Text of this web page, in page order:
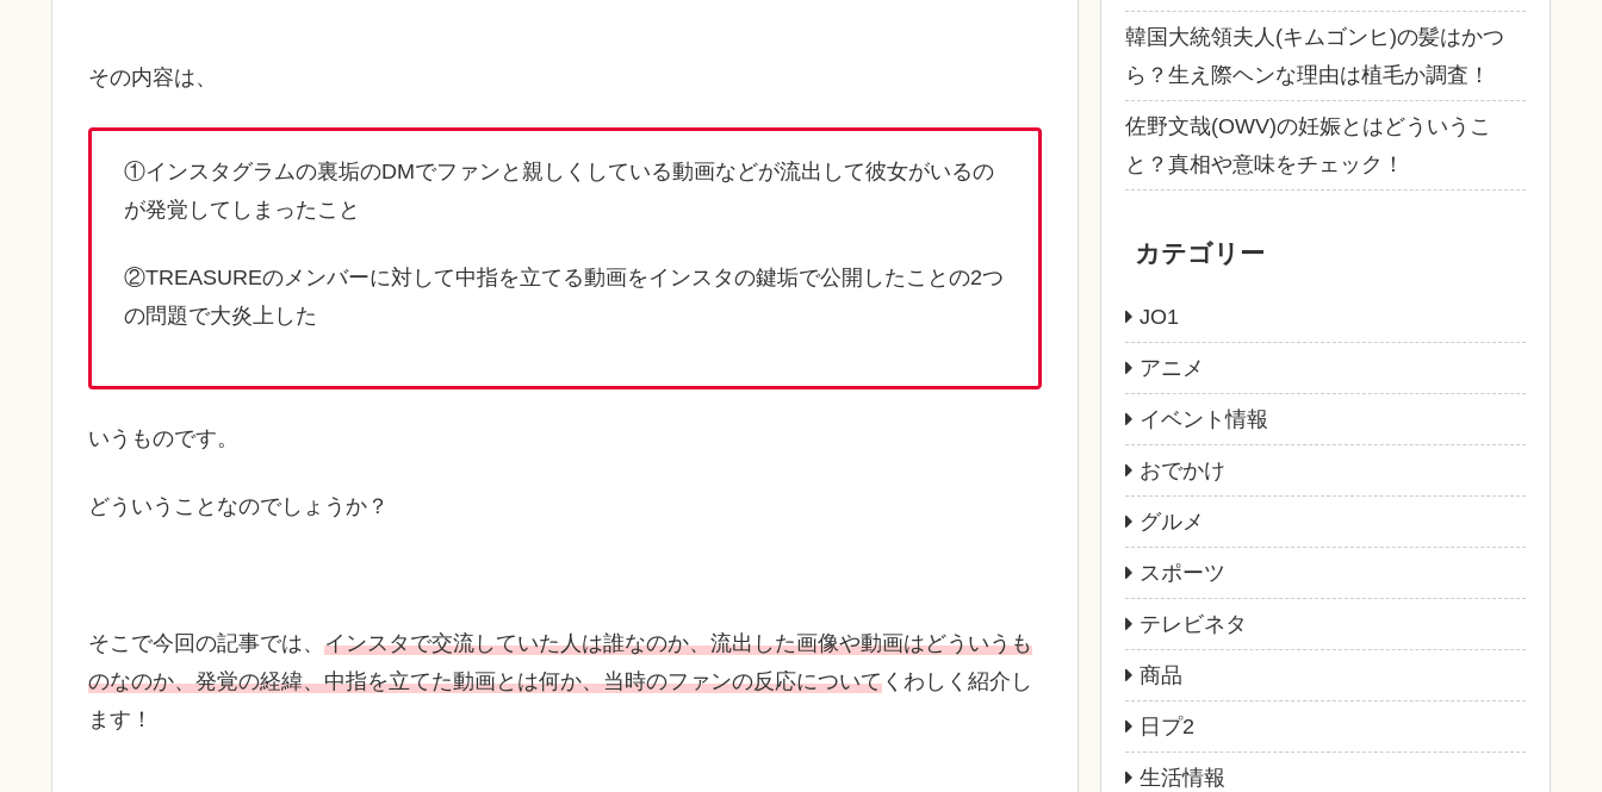
その内容は、
①インスタグラムの裏垢のDMでファンと親しくしている動画などが流出して彼女がいるの
が発覚してしまったこと
②TREASUREのメンバーに対して中指を立てる動画をインスタの鍵垢で公開したことの2つ
の問題で大炎上した
いうものです。
どういうことなのでしょうか？
そこで今回の記事では、 インスタで交流していた人は誰なのか、流出した画像や動画はどういうも
のなのか、発覚の経緯、中指を立てた動画とは何か、当時のファンの反応について くわしく紹介し
ます！
韓国大統領夫人(キムゴンヒ)の髪はかつ
ら？生え際ヘンな理由は植毛か調査！
佐野文哉(OWV)の妊娠とはどういうこ
と？真相や意味をチェック！
カテゴリー
JO1
アニメ
イベント情報
おでかけ
グルメ
スポーツ
テレビネタ
商品
日プ2
生活情報